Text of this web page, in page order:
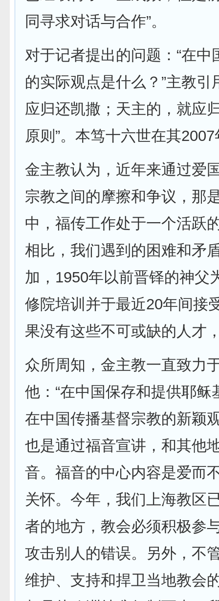
同寻求对话与合作”。
对于记者提出的问题：“在
的实际观点是什么？”主教
应归还凯撒；天主的，就应
原则”。本笃十六世在其
金主教认为，近年来通过爱
宗教之间的摩擦和争议，那
中，福传工作处于一个活跃
相比，我们遇到的困难和矛
加，1950年以前晋铎的神父
修院培训并于最近20年间接
果没有这些不可或缺的人才
众所周知，金主教一直致力
他：“在中国保存和提供耶
在中国传播基督宗教的新颖
也是通过福音宣讲，和其他
音。福音的中心内容是爱而
关怀。今年，我们上海教区
者的地方，教会必须积极参
攻击别人的错误。另外，不
维护、支持和捍卫当地教会